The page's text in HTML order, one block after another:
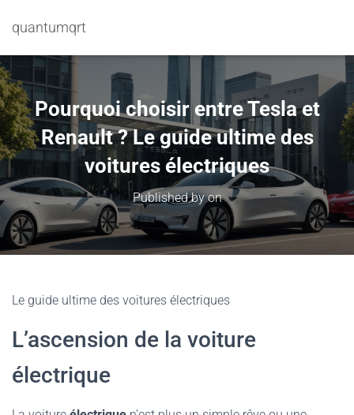
quantumqrt
Pourquoi choisir entre Tesla et
Renault ? Le guide ultime des
voitures électriques
Published byon
Le guide ultime des voitures électriques
L’ascension de la voiture
électrique